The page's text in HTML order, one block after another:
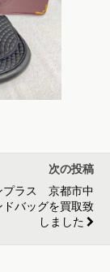
次の投稿
プラス 京都市中
バッグを買取致
しました